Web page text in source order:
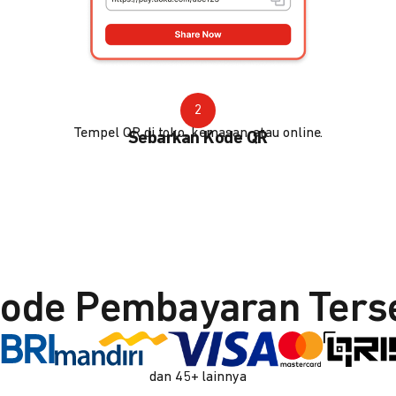
2
Sebarkan Kode QR
Tempel QR di toko, kemasan, atau online.
Pembayaran
dan 45+ lainnya